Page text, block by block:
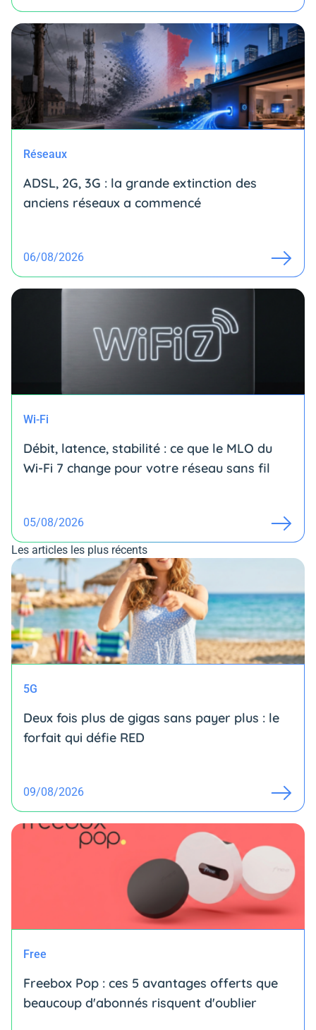
Réseaux
ADSL, 2G, 3G : la grande extinction des
anciens réseaux a commencé
06/08/2026
Wi-Fi
Débit, latence, stabilité : ce que le MLO du
Wi-Fi 7 change pour votre réseau sans fil
05/08/2026
Les articles les plus récents
5G
Deux fois plus de gigas sans payer plus : le
forfait qui défie RED
09/08/2026
Free
Freebox Pop : ces 5 avantages offerts que
beaucoup d'abonnés risquent d'oublier